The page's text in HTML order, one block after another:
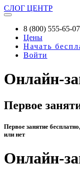
СЛОГ ЦЕНТР
8 (800) 555-65-07
Цены
Начать
Войти
Онлайн-
Первое
Первое занятие
или нет
Онлайн-